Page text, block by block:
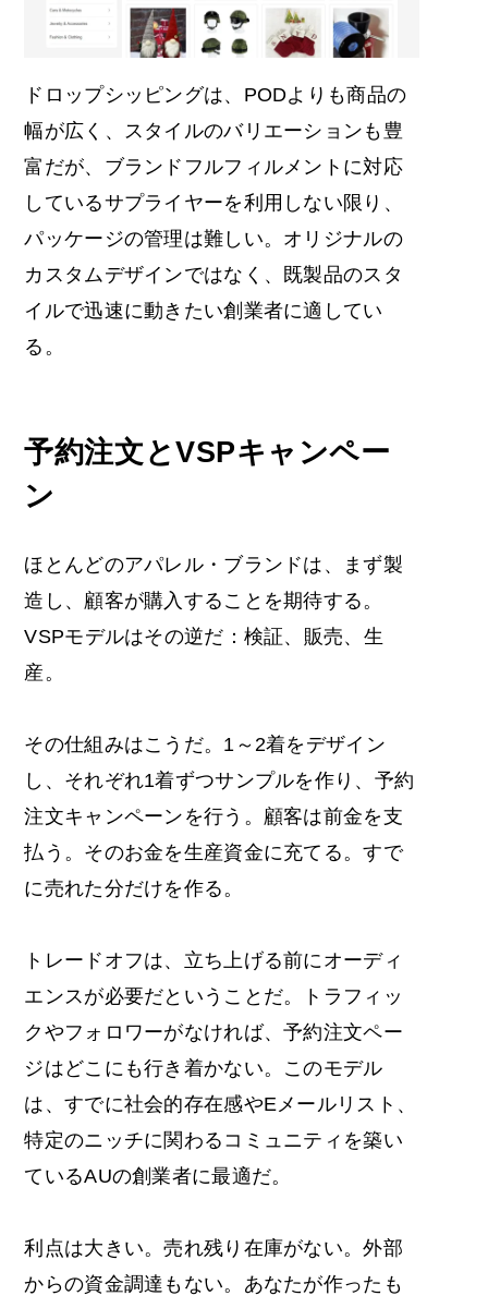
ドロップシッピングは、PODよりも商品の
幅が広く、スタイルのバリエーションも豊
富だが、ブランドフルフィルメントに対応
しているサプライヤーを利用しない限り、
パッケージの管理は難しい。オリジナルの
カスタムデザインではなく、既製品のスタ
イルで迅速に動きたい創業者に適してい
る。
予約注文とVSPキャンペー
ン
ほとんどのアパレル・ブランドは、まず製
造し、顧客が購入することを期待する。
VSPモデルはその逆だ：検証、販売、生
産。
その仕組みはこうだ。1～2着をデザイン
し、それぞれ1着ずつサンプルを作り、予約
注文キャンペーンを行う。顧客は前金を支
払う。そのお金を生産資金に充てる。すで
に売れた分だけを作る。
トレードオフは、立ち上げる前にオーディ
エンスが必要だということだ。トラフィッ
クやフォロワーがなければ、予約注文ペー
ジはどこにも行き着かない。このモデル
は、すでに社会的存在感やEメールリスト、
特定のニッチに関わるコミュニティを築い
ているAUの創業者に最適だ。
利点は大きい。売れ残り在庫がない。外部
からの資金調達もない。あなたが作ったも